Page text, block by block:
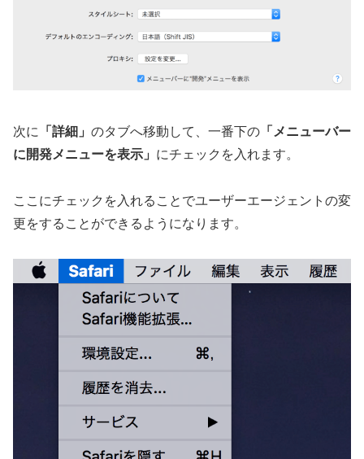
次に 「詳細」 のタブへ移動して、一番下の 「メニューバー
に開発メニューを表示」 にチェックを入れます。
ここにチェックを入れることでユーザーエージェントの変
更をすることができるようになります。